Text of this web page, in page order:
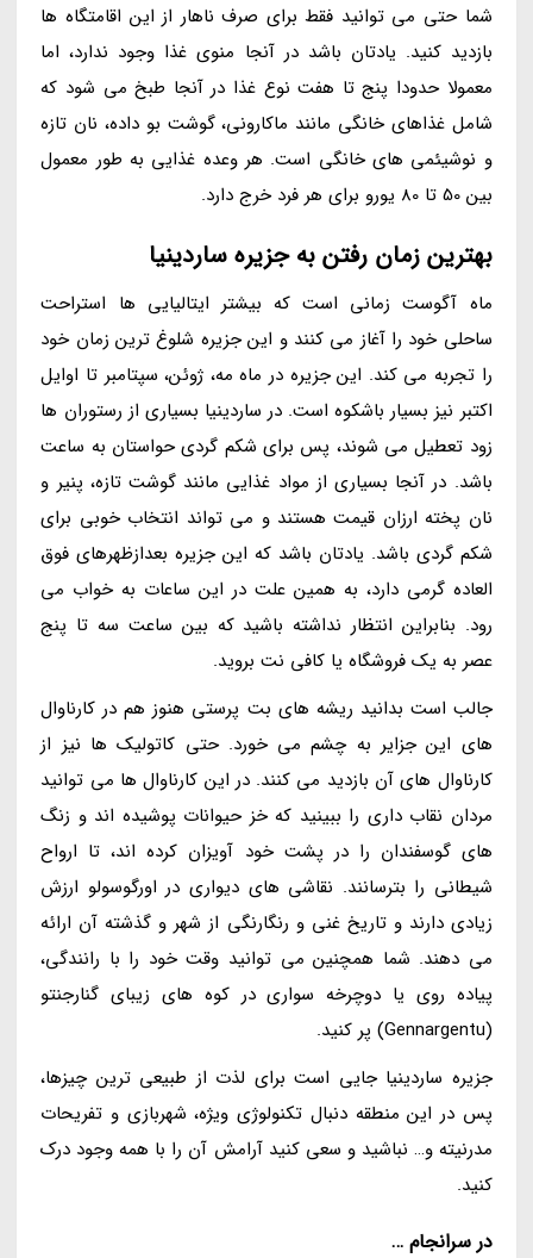
شما حتی می توانید فقط برای صرف ناهار از این اقامتگاه ها
بازدید کنید. یادتان باشد در آنجا منوی غذا وجود ندارد، اما
معمولا حدودا پنج تا هفت نوع غذا در آنجا طبخ می شود که
شامل غذاهای خانگی مانند ماکارونی، گوشت بو داده، نان تازه
و نوشیئمی های خانگی است. هر وعده غذایی به طور معمول
بین 50 تا 80 یورو برای هر فرد خرج دارد.
بهترین زمان رفتن به جزیره ساردینیا
ماه آگوست زمانی است که بیشتر ایتالیایی ها استراحت
ساحلی خود را آغاز می کنند و این جزیره شلوغ ترین زمان خود
را تجربه می کند. این جزیره در ماه مه، ژوئن، سپتامبر تا اوایل
اکتبر نیز بسیار باشکوه است. در ساردینیا بسیاری از رستوران ها
زود تعطیل می شوند، پس برای شکم گردی حواستان به ساعت
باشد. در آنجا بسیاری از مواد غذایی مانند گوشت تازه، پنیر و
نان پخته ارزان قیمت هستند و می تواند انتخاب خوبی برای
شکم گردی باشد. یادتان باشد که این جزیره بعدازظهرهای فوق
العاده گرمی دارد، به همین علت در این ساعات به خواب می
رود. بنابراین انتظار نداشته باشید که بین ساعت سه تا پنج
عصر به یک فروشگاه یا کافی نت بروید.
جالب است بدانید ریشه های بت پرستی هنوز هم در کارناوال
های این جزایر به چشم می خورد. حتی کاتولیک ها نیز از
کارناوال های آن بازدید می کنند. در این کارناوال ها می توانید
مردان نقاب داری را ببینید که خز حیوانات پوشیده اند و زنگ
های گوسفندان را در پشت خود آویزان کرده اند، تا ارواح
شیطانی را بترسانند. نقاشی های دیواری در اورگوسولو ارزش
زیادی دارند و تاریخ غنی و رنگارنگی از شهر و گذشته آن ارائه
می دهند. شما همچنین می توانید وقت خود را با رانندگی،
پیاده روی یا دوچرخه سواری در کوه های زیبای گنارجنتو
(Gennargentu) پر کنید.
جزیره ساردینیا جایی است برای لذت از طبیعی ترین چیزها،
پس در این منطقه دنبال تکنولوژی ویژه، شهربازی و تفریحات
مدرنیته و… نباشید و سعی کنید آرامش آن را با همه وجود درک
کنید.
در سرانجام …